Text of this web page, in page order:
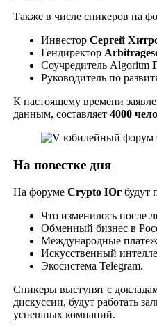
Также в числе спикеров на
Инвестор Сергей
Гендиректор
Соучредитель Algoritm
Руководитель по
К настоящему времени
данным, составляет 4000
На повестке дня
На форуме Crypto Юг будут
Что изменилось после
Обменный бизнес в
Международные
Искусственный
Экосистема Telegram.
Спикеры выступят с
дискуссии, будут работать
успешных компаний.